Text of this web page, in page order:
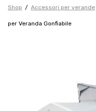
Shop Accessori per verande
per Veranda Gonfiabile